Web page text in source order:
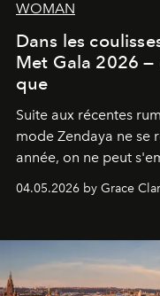
WOMAN
Dans les
Met Gala 2026
que
Suite aux récentes
mode Zendaya ne se
année, on ne peut
04.05.2026 by Grace